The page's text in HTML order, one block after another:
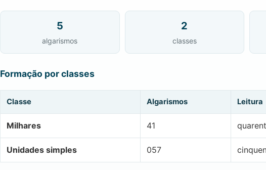
5
algarismos
2
classes
Formação por classes
Classe Algarismos Leitura
Milhares 41
Unidades simples 057